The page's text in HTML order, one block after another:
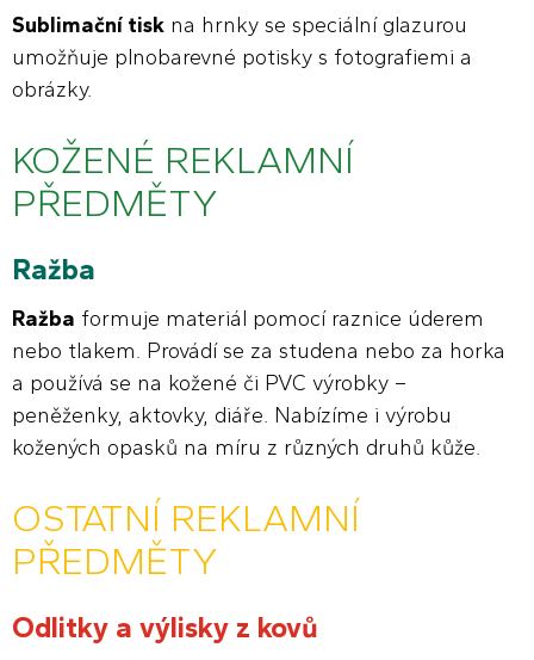
Sublimační tisk na hrnky se speciální glazurou
umožňuje plnobarevné potisky s fotografiemi a
obrázky.
KOŽENÉ REKLAMNÍ
PŘEDMĚTY
Ražba
Ražba formuje materiál pomocí raznice úderem
nebo tlakem. Provádí se za studena nebo za horka
a používá se na kožené či PVC výrobky –
peněženky, aktovky, diáře. Nabízíme i výrobu
kožených opasků na míru z různých druhů kůže.
OSTATNÍ REKLAMNÍ
PŘEDMĚTY
Odlitky a výlisky z kovů